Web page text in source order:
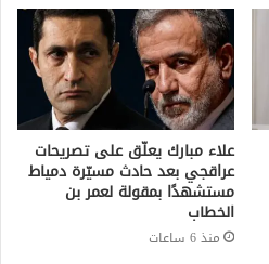
علاء مبارك يعلّق على تصريحات
عراقجي بعد حادث مسيّرة دمياط
مستشهدًا بمقولة لعمر بن
الخطاب
منذ 6 ساعات